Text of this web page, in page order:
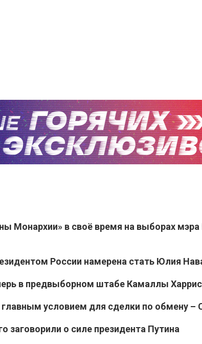
Монархии» в своё время на выборах
России намерена стать Юлия
в предвыборном штабе Камаллы Харрис
условием для сделки по обмену –
заговорили о силе президента Путина